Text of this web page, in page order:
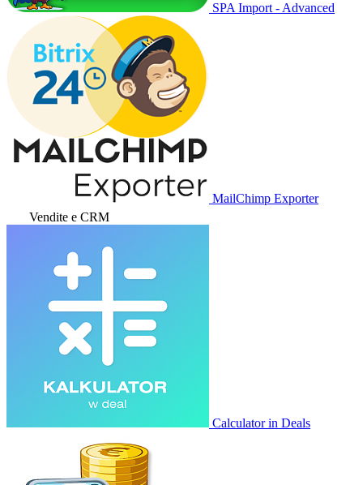
SPA Import - Advanced
MailChimp Exporter
Vendite e CRM
Calculator in Deals